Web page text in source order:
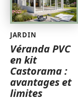
JARDIN
Véranda PVC
en kit
Castorama :
avantages et
limites